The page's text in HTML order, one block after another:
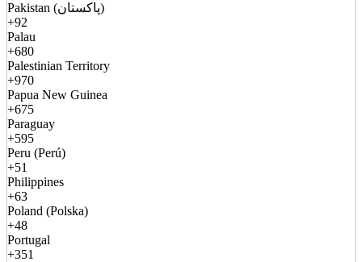
Pakistan (پاکستان)
+92
Palau
+680
Palestinian Territory
+970
Papua New Guinea
+675
Paraguay
+595
Peru (Perú)
+51
Philippines
+63
Poland (Polska)
+48
Portugal
+351